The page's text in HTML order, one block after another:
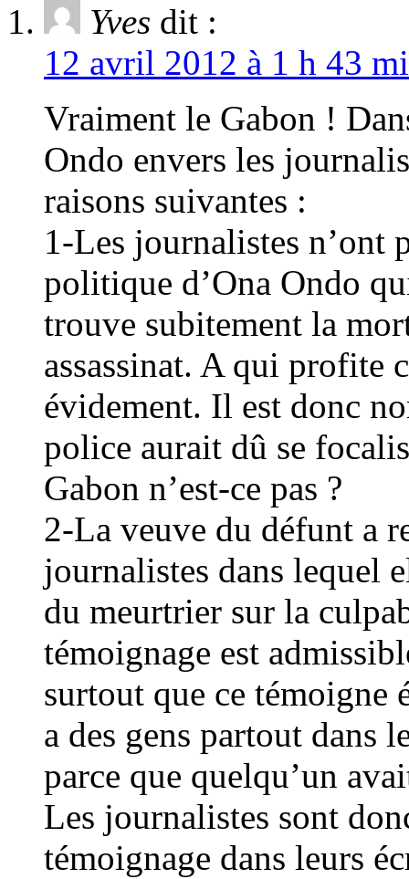
Yves dit :
12 avril 2012 à 1 h 43
Vraiment le Gabon !
Ondo envers les
raisons suivantes :
1-Les journalistes n’ont
politique d’Ona Ondo
trouve subitement la
assassinat. A qui profite
évidement. Il est donc
police aurait dû se
Gabon n’est-ce pas ?
2-La veuve du défunt a
journalistes dans lequel
du meurtrier sur la
témoignage est
surtout que ce témoigne
a des gens partout dans
parce que quelqu’un
Les journalistes sont
témoignage dans leurs